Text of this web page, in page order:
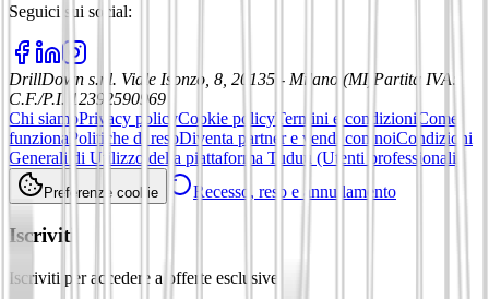
Seguici sui social:
DrillDown s.r.l. Viale Isonzo, 8, 20135 - Milano (MI) Partita IVA:
C.F./P.I. 12392590969
Chi siamoPrivacy policyCookie policyTermini e condizioni Come
funziona Politiche di resoDiventa partner e vendi con noiCondizioni
Generali di Utilizzo della piattaforma Tuduu (Utenti professionali)
Preferenze cookie Recesso, reso e annullamento
Iscriviti
Iscriviti per accedere a offerte esclusive